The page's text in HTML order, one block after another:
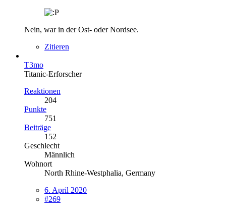
Nein, war in der Ost- oder Nordsee.
Zitieren
T3mo
Titanic-Erforscher
Reaktionen
204
Punkte
751
Beiträge
152
Geschlecht
Männlich
Wohnort
North Rhine-Westphalia, Germany
6. April 2020
#269